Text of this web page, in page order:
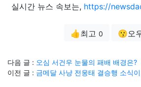
실시간 뉴스 속보는, https://
👍최고 0 😗오
다음 글 : 오심 서건우 눈물의 패배 배경은?
이전 글 : 금메달 사냥 전웅태 결승행 소식